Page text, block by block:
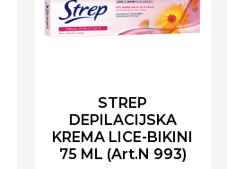
STREP
DEPILACIJSKA
KREMA LICE-BIKINI
75 ML (Art.N 993)